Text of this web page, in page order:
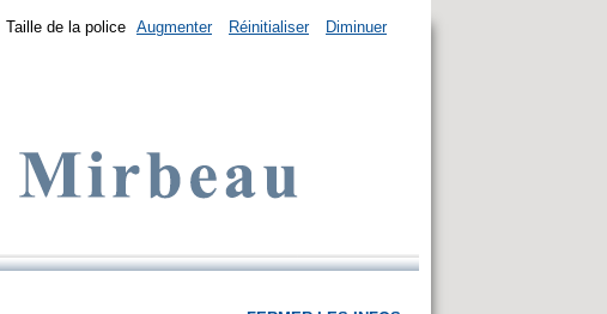
Taille de la police Augmenter Réinitialiser Diminuer